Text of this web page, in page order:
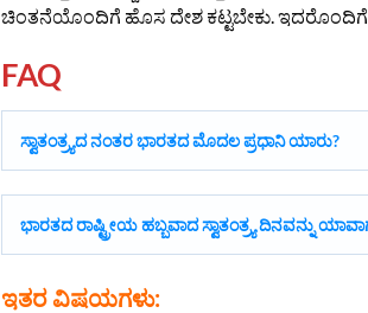
ಚಿಂತನೆಯೊಂದಿಗೆ ಹೊಸ ದೇಶ ಕಟ್ಟಬೇಕು. ಇದರೊಂದಿಗೆ
FAQ
ಸ್ವಾತಂತ್ರ್ಯದ ನಂತರ ಭಾರತದ ಮೊದಲ ಪ್ರಧಾನಿ ಯಾರು?
ಭಾರತದ ರಾಷ್ಟ್ರೀಯ ಹಬ್ಬವಾದ ಸ್ವಾತಂತ್ರ್ಯ ದಿನವನ್ನು
ಇತರ ವಿಷಯಗಳು: